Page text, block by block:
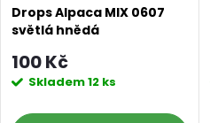
Drops Alpaca MIX 0607
světlá hnědá
100 Kč
Skladem12 ks